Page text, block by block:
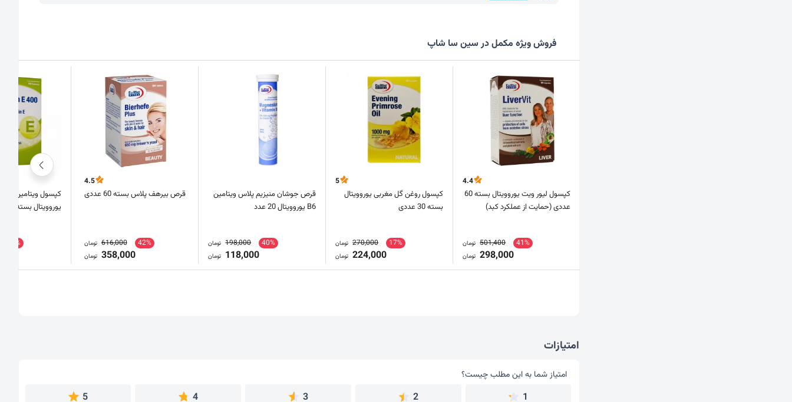
فروش ویژه مکمل در سین سا شاپ
4.4
کپسول لیور ویت یوروویتال بسته 60
عددی (حمایت از عملکرد کبد)
41%
501,400 تومان
298,000 تومان
5
کپسول روغن گل مغربی یوروویتال
بسته 30 عددی
17%
270,000 تومان
224,000 تومان
قرص جوشان منیزیم پلاس ویتامین
B6 یوروویتال 20 عدد
40%
198,000 تومان
118,000 تومان
4.5
قرص بیرهف پلاس بسته 60 عددی
42%
616,000 تومان
358,000 تومان
یوروویتال بسته 40 عددی
62%
امتیازات
امتیاز شما به این مطلب چیست؟
امتیاز شما به این مطلب چیست؟
1
2
3
4
5